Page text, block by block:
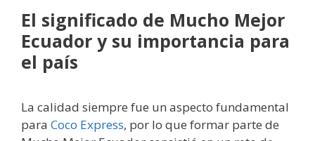
El significado de Mucho Mejor
Ecuador y su importancia para
el país
La calidad siempre fue un aspecto fundamental
para Coco Express, por lo que formar parte de